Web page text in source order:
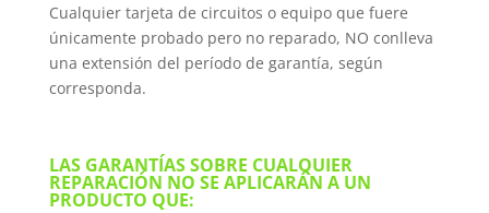
Cualquier tarjeta de circuitos o equipo que fuere
únicamente probado pero no reparado, NO conlleva
una extensión del período de garantía, según
corresponda.
LAS GARANTÍAS SOBRE CUALQUIER
REPARACIÓN NO SE APLICARÁN A UN
PRODUCTO QUE: